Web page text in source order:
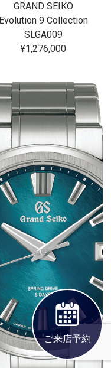
ご来店予約
GRAND SEIKO
Evolution 9 Collection
SLGA009
¥1,276,000